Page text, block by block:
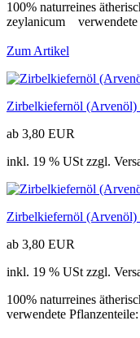
100% naturreines
zeylanicum verwendete
Zum Artikel
Zirbelkiefernöl (Arvenöl)
ab 3,80 EUR
inkl. 19 % USt zzgl.
Zirbelkiefernöl (Arvenöl)
ab 3,80 EUR
inkl. 19 % USt zzgl.
100% naturreines
verwendete